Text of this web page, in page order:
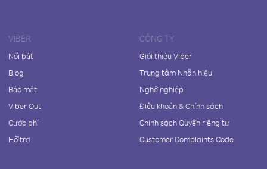
VIBER
Nổi bật
Blog
Bảo mật
Viber Out
Cước phí
Hỗ trợ
CÔNG TY
Giới thiệu Viber
Trung tâm Nhãn hiệu
Nghề nghiệp
Điều khoản & Chính sách
Chính sách Quyền riêng tư
Customer Complaints Code